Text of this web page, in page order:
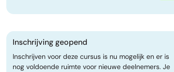
Inschrijving geopend
Inschrijven voor deze cursus is nu mogelijk en er is
nog voldoende ruimte voor nieuwe deelnemers. Je